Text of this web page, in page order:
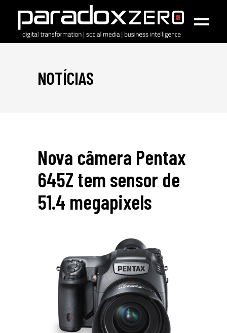
NOTÍCIAS
Nova câmera Pentax
645Z tem sensor de
51.4 megapixels